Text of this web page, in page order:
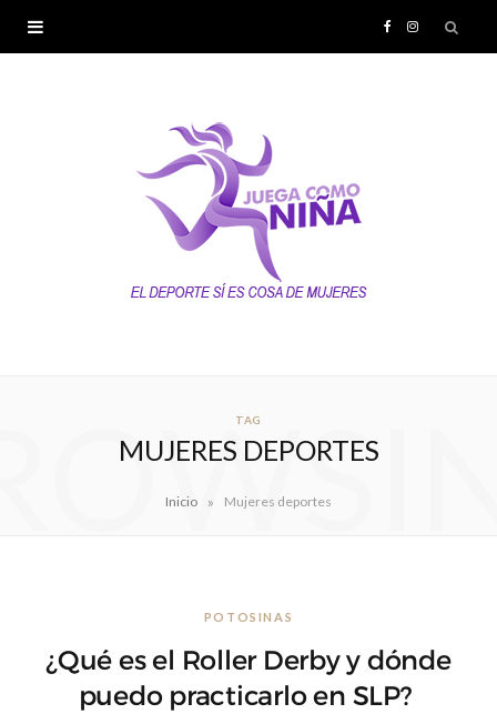
I
TAG
MUJERES DEPORTES
Inicio » Mujeres deportes
POTOSINAS
¿Qué es el Roller Derby y dónde
puedo practicarlo en SLP?